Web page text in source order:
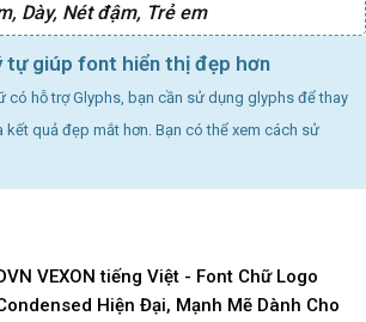
, Dày, Nét đậm, Trẻ em
tự giúp font hiển thị đẹp hơn
có hỗ trợ Glyphs, bạn cần sử dụng glyphs để thay
kết quả đẹp mắt hơn. Bạn có thể xem cách sử
VEXON tiếng Việt - Font Chữ Logo
Hiện Đại, Mạnh Mẽ Dành Cho